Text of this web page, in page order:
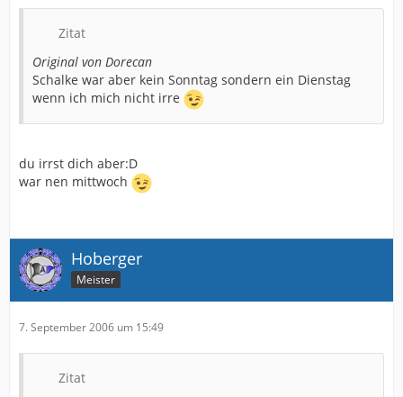
Zitat
Original von Dorecan
Schalke war aber kein Sonntag sondern ein Dienstag
wenn ich mich nicht irre
du irrst dich aber:D
war nen mittwoch
Hoberger
Meister
7. September 2006 um 15:49
Zitat